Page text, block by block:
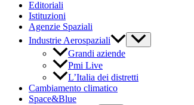
Editoriali
Istituzioni
Agenzie Spaziali
Industrie Aerospaziali
Grandi aziende
Pmi Live
L’Italia dei distretti
Cambiamento climatico
Space&Blue